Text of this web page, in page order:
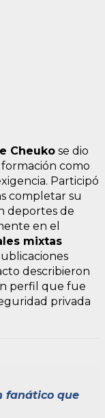
Cheuko se dio
como
Participó
completar su
deportes de
en el
mixtas
describieron
perfil que fue
privada
fanático que